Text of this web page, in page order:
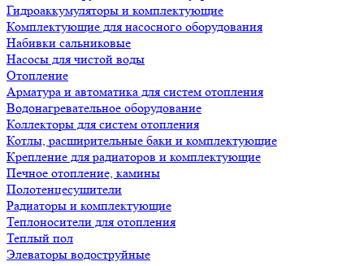
Гидроаккумуляторы и комплектующие
Комплектующие для насосного оборудования
Набивки сальниковые
Насосы для чистой воды
Отопление
Арматура и автоматика для систем отопления
Водонагревательное оборудование
Коллекторы для систем отопления
Котлы, расширительные баки и комплектующие
Крепление для радиаторов и комплектующие
Печное отопление, камины
Полотенцесушители
Радиаторы и комплектующие
Теплоносители для отопления
Теплый пол
Элеваторы водоструйные